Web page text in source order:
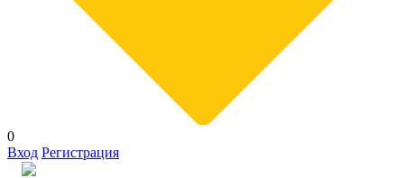
0
Вход Регистрация